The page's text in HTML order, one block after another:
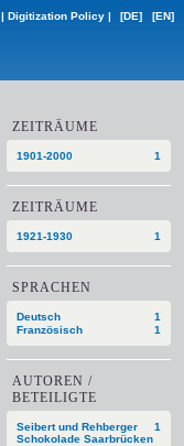
| Digitization Policy | [DE] [EN]
ZEITRÄUME
1
1901-2000
ZEITRÄUME
1
1921-1930
SPRACHEN
1
Deutsch
1
Französisch
AUTOREN /
BETEILIGTE
1
Seibert und Rehberger
Schokolade Saarbrücken